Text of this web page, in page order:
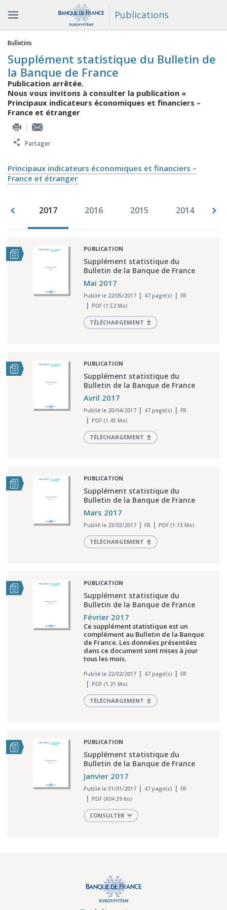
Publications
Vous êtes ici
Bulletins
Supplément statistique du Bulletin de
la Banque de France
Publication arrêtée.
Nous vous invitons à consulter la publication «
Principaux indicateurs économiques et financiers –
France et étranger
Partager
Principaux indicateurs économiques et financiers –
France et étranger
2017 2016 2015 2014
PUBLICATION
Supplément statistique du
Bulletin de la Banque de France
Mai 2017
Publié le 22/05/2017 47 page(s)
FR
PDF (1.52 Mo)
TÉLÉCHARGEMENT
PUBLICATION
Supplément statistique du
Bulletin de la Banque de France
Avril 2017
Publié le 20/04/2017 47 page(s)
FR
PDF (1.45 Mo)
TÉLÉCHARGEMENT
PUBLICATION
Supplément statistique du
Bulletin de la Banque de France
Mars 2017
Publié le 23/03/2017 FR PDF (1.13 Mo)
TÉLÉCHARGEMENT
PUBLICATION
Supplément statistique du
Bulletin de la Banque de France
Février 2017
Ce supplément statistique est un
complément au Bulletin de la Banque
de France. Les données présentées
dans ce document sont mises à jour
tous les mois.
Publié le 22/02/2017 47 page(s)
FR
PDF (1.21 Mo)
TÉLÉCHARGEMENT
PUBLICATION
Supplément statistique du
Bulletin de la Banque de France
Janvier 2017
Publié le 31/01/2017 47 page(s)
FR
PDF (804.39 Ko)
CONSULTER